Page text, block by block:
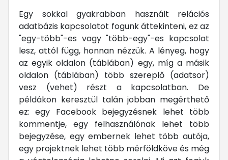
Egy sokkal gyakrabban használt relációs
adatbázis kapcsolatot fogunk áttekinteni, ez az
"egy-több"-es vagy "több-egy"-es kapcsolat
lesz, attól függ, honnan nézzük. A lényeg, hogy
az egyik oldalon (táblában) egy, míg a másik
oldalon (táblában) több szereplő (adatsor)
vesz (vehet) részt a kapcsolatban. De
példákon keresztül talán jobban megérthető
ez: egy Facebook bejegyzésnek lehet több
kommentje, egy felhasználónak lehet több
bejegyzése, egy embernek lehet több autója,
egy projektnek lehet több mérföldköve és még